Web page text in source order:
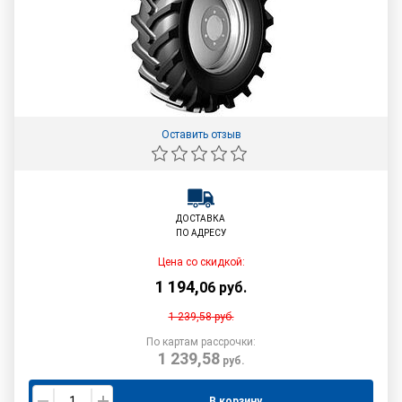
Новинка 2025: Artmotion Snow Premium
К зимнему сезону 2025 года «Белшина» представила новые
зимние премиальные шины под брендом Artmotion Snow
зимних шин под брендом Artmotion Snow Premium:
Оставить отзыв
ДОСТАВКА
ПО АДРЕСУ
Цена со скидкой:
1 194,06 руб.
1 239,58руб.
По картам рассрочки:
1 239,58руб.